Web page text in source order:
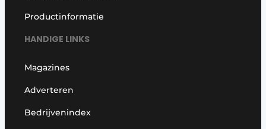
Productinformatie
HANDIGE LINKS
Magazines
Adverteren
Bedrijvenindex